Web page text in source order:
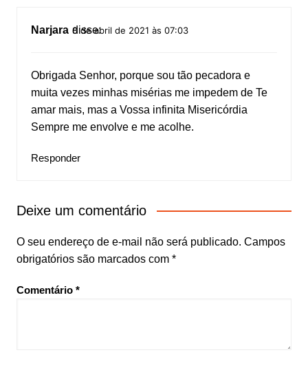
Narjara disse:
8 de abril de 2021 às 07:03
Obrigada Senhor, porque sou tão pecadora e
muita vezes minhas misérias me impedem de Te
amar mais, mas a Vossa infinita Misericórdia
Sempre me envolve e me acolhe.
Responder
Deixe um comentário
O seu endereço de e-mail não será publicado. Campos
obrigatórios são marcados com *
Comentário *